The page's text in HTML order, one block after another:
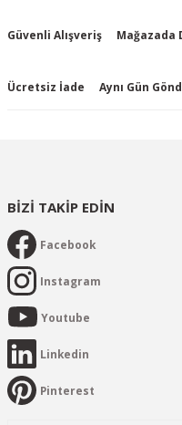
Güvenli Alışveriş Mağazada
Ücretsiz İade Aynı Gün
BİZİ TAKİP EDİN
Facebook
Instagram
Youtube
Linkedin
Pinterest